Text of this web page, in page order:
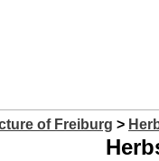
of Freiburg >